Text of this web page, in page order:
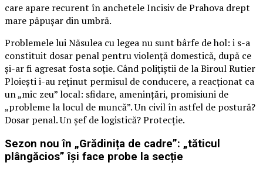
care apare recurent în anchetele Incisiv de Prahova drept
mare păpușar din umbră.
Problemele lui Năsulea cu legea nu sunt bârfe de hol: i s-a
constituit dosar penal pentru violență domestică, după ce
și-ar fi agresat fosta soție. Când polițiștii de la Biroul Rutier
Ploiești i-au reținut permisul de conducere, a reacționat ca
un „mic zeu” local: sfidare, amenințări, promisiuni de
„probleme la locul de muncă”. Un civil în astfel de postură?
Dosar penal. Un șef de logistică? Protecție.
Sezon nou în „Grădinița de cadre”: „tăticul
plângăcios” își face probe la secție